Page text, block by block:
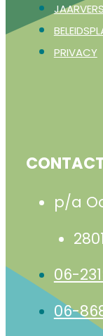
PRIVACY
p/a
06-
06-